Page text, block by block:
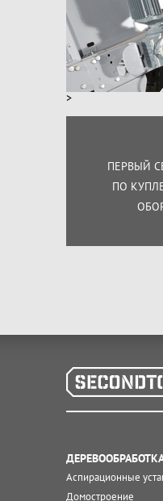
>
ПЕРВЫЙ
ПО
Аспирационные
Домостроение